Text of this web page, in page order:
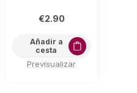
Añadir a
cesta
Previsualizar
€2.90